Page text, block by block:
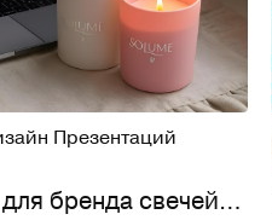
21 533
Презентаций
Презентация-визитка для бренда свечей | КП